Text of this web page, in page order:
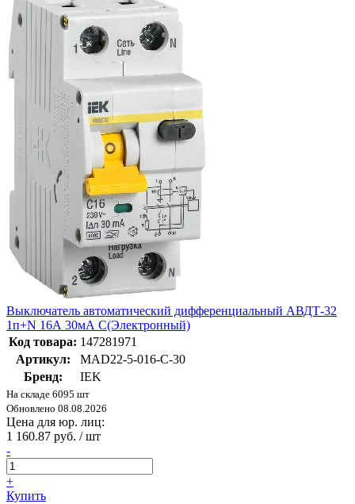
Выключатель автоматический дифференциальный АВДТ-32
1п+N 16А 30мА С(Электронный)
Код товара: 147281971
Артикул:
MAD22-5-016-C-30
Бренд:
IEK
На складе 6095 шт
Обновлено 08.08.2026
Цена для юр. лиц:
1 160.87 руб. / шт
-
+
Купить